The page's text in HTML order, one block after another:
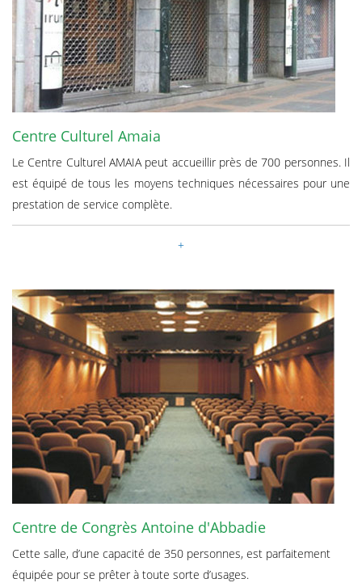
Centre Culturel Amaia
Le Centre Culturel AMAIA peut accueillir près de 700 personnes. Il
est équipé de tous les moyens techniques nécessaires pour une
prestation de service complète.
Centre de Congrès Antoine d'Abbadie
Cette salle, d’une capacité de 350 personnes, est parfaitement
équipée pour se prêter à toute sorte d’usages.